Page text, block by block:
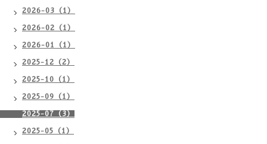
2026-03（1）
2026-02（1）
2026-01（1）
2025-12（2）
2025-10（1）
2025-09（1）
2025-07（3）
2025-05（1）